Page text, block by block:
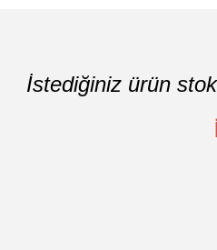
İstediğiniz ürün